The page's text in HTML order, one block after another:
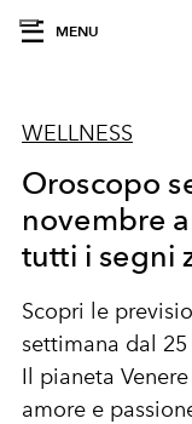
MENU
WELLNESS
Oroscopo
novembre
tutti i segni
Scopri le
settimana dal
Il pianeta
amore e